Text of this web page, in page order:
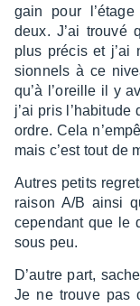
gain pour
deux. J’ai trouvé
plus précis et j’ai
sion­nels à ce
qu’à l’oreille il y
j’ai pris l’ha­bi­tude
ordre. Cela
mais c’est tout de
Autres petits
rai­son A/B ainsi
cepen­dant que le
sous peu.
D’autre part,
Je ne trouve pas